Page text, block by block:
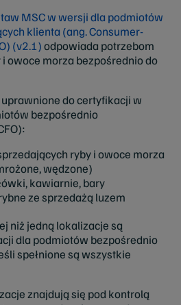
MSC w wersji dla podmiotów
klienta (ang. Consumer-
(v2.1)odpowiada potrzebom
owoce morza bezpośrednio do
do certyfikacji w
bezpośrednio
ryby i owoce morza
wędzone)
kawiarnie, bary
ze sprzedażą luzem
niż jedną lokalizacje są
dla podmiotów bezpośrednio
spełnione są wszystkie
znajdują się pod kontrolą